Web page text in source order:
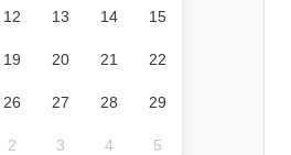
12 13 14 15
19 20 21 22
26 27 28 29
2 3 4 5